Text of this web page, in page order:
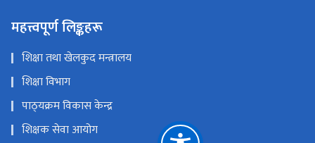
महत्त्वपूर्ण लिङ्कहरू
शिक्षा तथा खेलकुद मन्त्रालय
शिक्षा विभाग
पाठ्‍यक्रम विकास केन्द्र
शिक्षक सेवा आयोग